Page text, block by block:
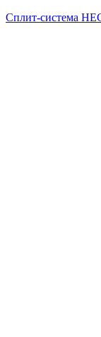
Сплит-система